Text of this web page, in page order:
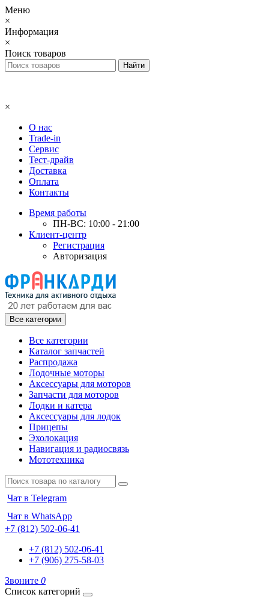
Меню
×
Информация
×
Поиск товаров
×
О нас
Trade-in
Сервис
Тест-драйв
Доставка
Оплата
Контакты
Время работы
ПН-ВС: 10:00 - 21:00
Клиент-центр
Регистрация
Авторизация
Все категории
Все категории
Каталог запчастей
Распродажа
Лодочные моторы
Аксессуары для моторов
Запчасти для моторов
Лодки и катера
Аксессуары для лодок
Прицепы
Эхолокация
Навигация и радиосвязь
Мототехника
Чат в Telegram
Чат в WhatsApp
+7 (812) 502-06-41
+7 (812) 502-06-41
+7 (906) 275-58-03
Звоните 0
Список категорий